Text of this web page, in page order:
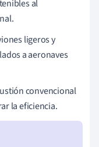
al
ligeros y
a aeronaves
convencional
la eficiencia.